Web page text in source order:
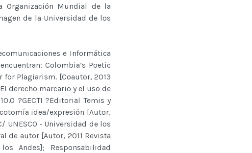
Organización Mundial de la
de la Universidad de los
e Informática
Colombia’s Poetic
Plagiarism. [Coautor, 2013
derecho marcario y el uso de
?GECTI ?Editorial Temis y
idea/expresión [Autor,
UNESCO - Universidad de los
de autor [Autor, 2011 Revista
Andes]; Responsabilidad